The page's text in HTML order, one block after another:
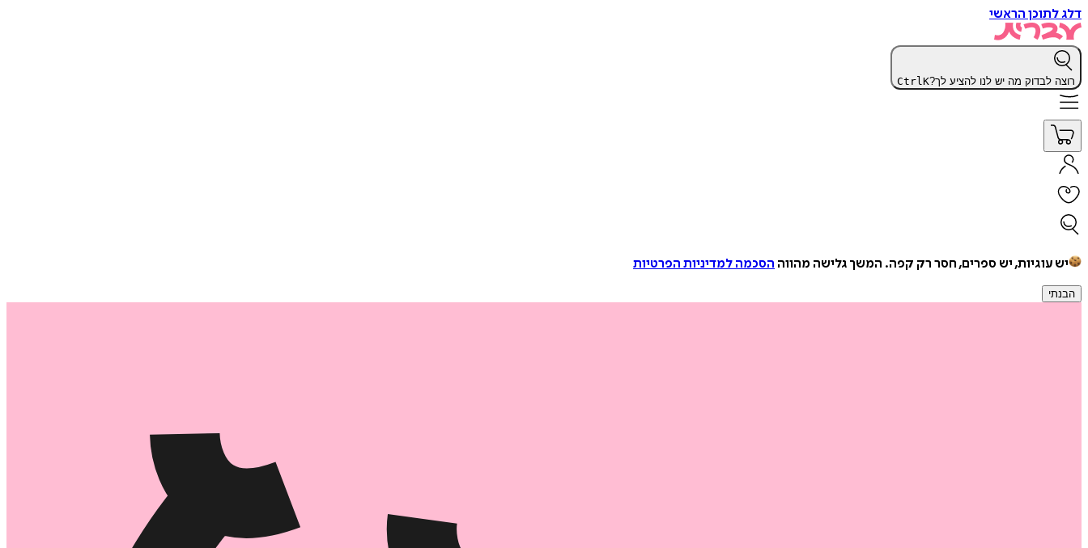
דלג לתוכן הראשי
רוצה לבדוק מה יש לנו להציע לך? CtrlK
יש עוגיות, יש ספרים, חסר רק קפה. המשך גלישה מהווה הסכמה למדיניות הפרטיות
הבנתי